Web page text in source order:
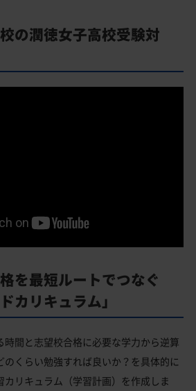
の潤徳女子高校受験対
を最短ルートでつなぐ
カリキュラム」
時間と志望校合格に必要な学力から逆算
のくらい勉強すれば良いか？を具体的に
カリキュラム（学習計画）を作成しま